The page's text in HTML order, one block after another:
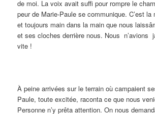
de moi. La voix avait suffi pour rompre le
peur de Marie-Paule se communique. C’est
et toujours main dans la main que nous
et ses cloches derrière nous. Nous n’avions
vite !
À peine arrivées sur le terrain où campaient
Paule, toute excitée, raconta ce que nous
Personne n’y prêta attention. On nous